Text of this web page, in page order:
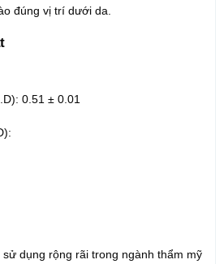
đúng vị trí dưới da.
0.51 ± 0.01
dụng rộng rãi trong ngành thẩm mỹ